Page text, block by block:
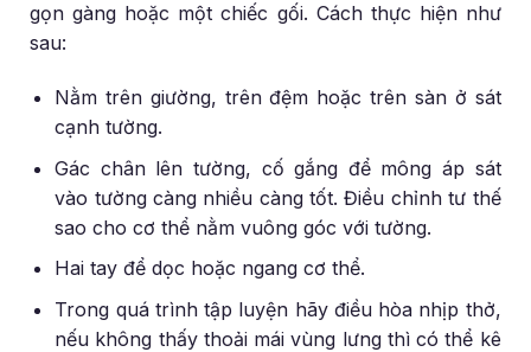
gọn gàng hoặc một chiếc gối. Cách thực hiện như
sau:
Nằm trên giường, trên đệm hoặc trên sàn ở sát
cạnh tường.
Gác chân lên tường, cố gắng để mông áp sát
vào tường càng nhiều càng tốt. Điều chỉnh tư thế
sao cho cơ thể nằm vuông góc với tường.
Hai tay để dọc hoặc ngang cơ thể.
Trong quá trình tập luyện hãy điều hòa nhịp thở,
nếu không thấy thoải mái vùng lưng thì có thể kê